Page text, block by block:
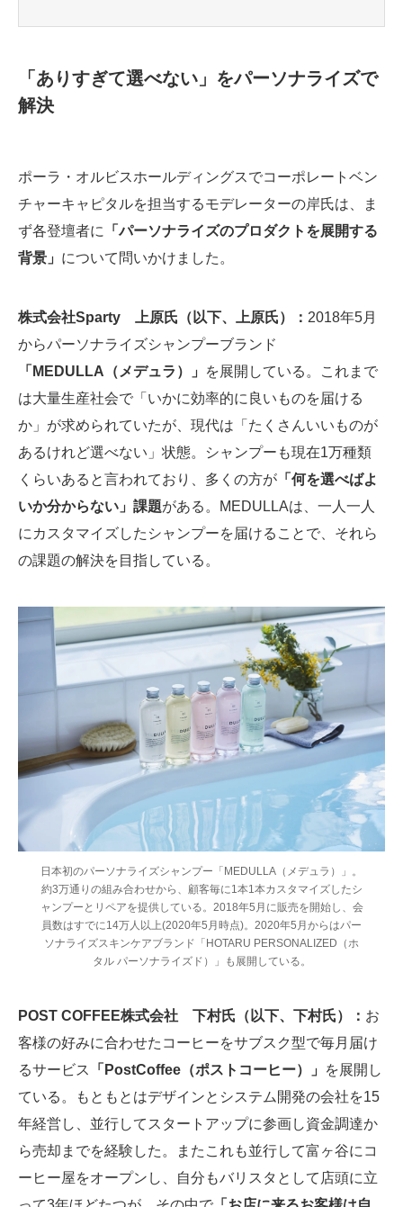
「ありすぎて選べない」をパーソナライズで
解決
ポーラ・オルビスホールディングスでコーポレートベン
チャーキャピタルを担当するモデレーターの岸氏は、ま
ず各登壇者に
「パーソナライズのプロダクトを展開する
背景」 について問いかけました。
株式会社Sparty 上原氏（以下、上原氏）： 2018年5月
からパーソナライズシャンプーブランド
「MEDULLA（メデュラ）」
を展開している。これまで
は大量生産社会で「いかに効率的に良いものを届ける
か」が求められていたが、現代は「たくさんいいものが
あるけれど選べない」状態。シャンプーも現在1万種類
くらいあると言われており、多くの方が 「何を選べばよ
いか分からない」課題がある。MEDULLAは、一人一人
にカスタマイズしたシャンプーを届けることで、それら
の課題の解決を目指している。
日本初のパーソナライズシャンプー「MEDULLA（メデュラ）」。
約3万通りの組み合わせから、顧客毎に1本1本カスタマイズしたシ
ャンプーとリペアを提供している。2018年5月に販売を開始し、会
員数はすでに14万人以上(2020年5月時点)。2020年5月からはパー
ソナライズスキンケアブランド「HOTARU PERSONALIZED（ホ
タル パーソナライズド）」も展開している。
POST COFFEE株式会社 下村氏（以下、下村氏）： お
客様の好みに合わせたコーヒーをサブスク型で毎月届け
るサービス
「PostCoffee（ポストコーヒー）」
を展開し
ている。もともとはデザインとシステム開発の会社を15
年経営し、並行してスタートアップに参画し資金調達か
ら売却までを経験した。またこれも並行して富ヶ谷にコ
ーヒー屋をオープンし、自分もバリスタとして店頭に立